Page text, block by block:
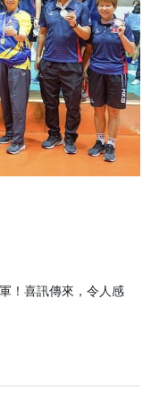
！喜訊傳來，令人感